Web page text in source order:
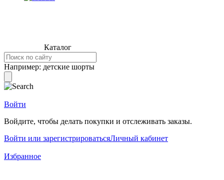
Каталог
Например: детские шорты
Войти
Войдите, чтобы делать покупки и отслеживать заказы.
Войти или зарегистрироватьсяЛичный кабинет
Избранное